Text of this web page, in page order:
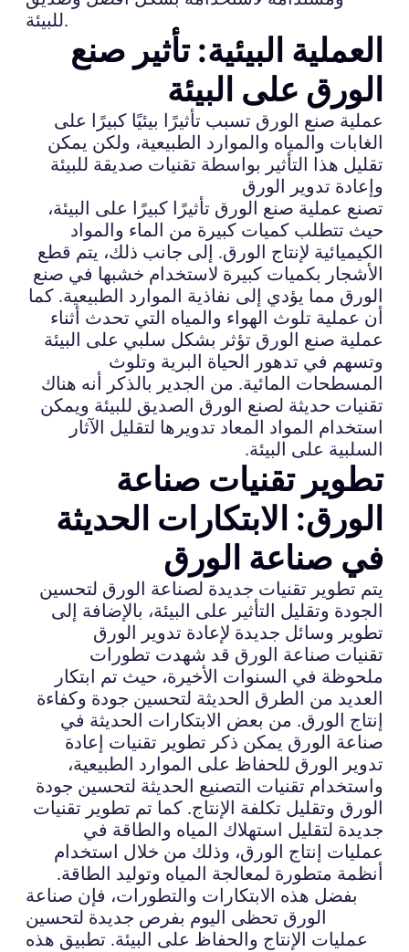
للبيئة.
العملية البيئية: تأثير صنع
الورق على البيئة
عملية صنع الورق تسبب تأثيرًا بيئيًا كبيرًا على
الغابات والمياه والموارد الطبيعية، ولكن يمكن
تقليل هذا التأثير بواسطة تقنيات صديقة للبيئة
وإعادة تدوير الورق
تصنع عملية صنع الورق تأثيرًا كبيرًا على البيئة،
حيث تتطلب كميات كبيرة من الماء والمواد
الكيميائية لإنتاج الورق. إلى جانب ذلك، يتم قطع
الأشجار بكميات كبيرة لاستخدام خشبها في صنع
الورق مما يؤدي إلى نفاذية الموارد الطبيعية. كما
أن عملية تلوث الهواء والمياه التي تحدث أثناء
عملية صنع الورق تؤثر بشكل سلبي على البيئة
وتسهم في تدهور الحياة البرية وتلوث
المسطحات المائية. من الجدير بالذكر أنه هناك
تقنيات حديثة لصنع الورق الصديق للبيئة ويمكن
استخدام المواد المعاد تدويرها لتقليل الآثار
السلبية على البيئة.
تطوير تقنيات صناعة
الورق: الابتكارات الحديثة
في صناعة الورق
يتم تطوير تقنيات جديدة لصناعة الورق لتحسين
الجودة وتقليل التأثير على البيئة، بالإضافة إلى
تطوير وسائل جديدة لإعادة تدوير الورق
تقنيات صناعة الورق قد شهدت تطورات
ملحوظة في السنوات الأخيرة، حيث تم ابتكار
العديد من الطرق الحديثة لتحسين جودة وكفاءة
إنتاج الورق. من بعض الابتكارات الحديثة في
صناعة الورق يمكن ذكر تطوير تقنيات إعادة
تدوير الورق للحفاظ على الموارد الطبيعية،
واستخدام تقنيات التصنيع الحديثة لتحسين جودة
الورق وتقليل تكلفة الإنتاج. كما تم تطوير تقنيات
جديدة لتقليل استهلاك المياه والطاقة في
عمليات إنتاج الورق، وذلك من خلال استخدام
أنظمة متطورة لمعالجة المياه وتوليد الطاقة.
بفضل هذه الابتكارات والتطورات، فإن صناعة
الورق تحظى اليوم بفرص جديدة لتحسين
عمليات الإنتاج والحفاظ على البيئة. تطبيق هذه